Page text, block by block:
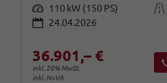
Leistung 110 kW (150 PS) Kilometerstand
24.04.2026
36.901,– €
inkl. 20% MwSt.
inkl. NoVA